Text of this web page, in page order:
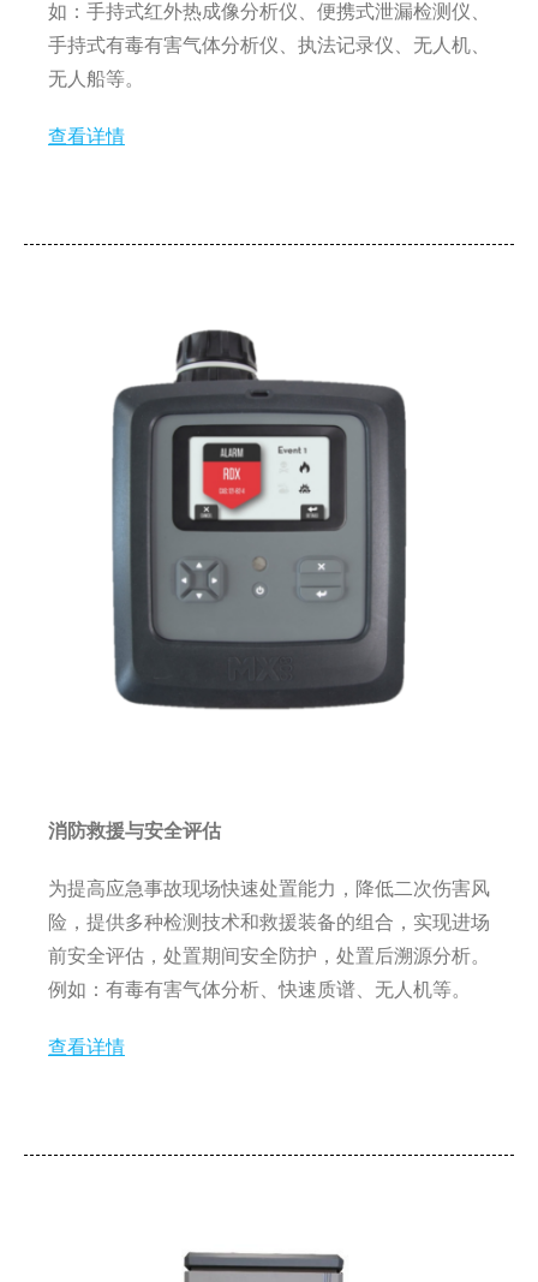
如：手持式红外热成像分析仪、便携式泄漏检测仪、
手持式有毒有害气体分析仪、执法记录仪、无人机、
无人船等。
查看详情
消防救援与安全评估
为提高应急事故现场快速处置能力，降低二次伤害风
险，提供多种检测技术和救援装备的组合，实现进场
前安全评估，处置期间安全防护，处置后溯源分析。
例如：有毒有害气体分析、快速质谱、无人机等。
查看详情